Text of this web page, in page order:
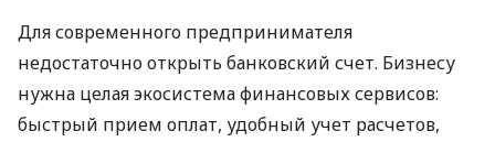
Для современного предпринимателя
недостаточно открыть банковский счет. Бизнесу
нужна целая экосистема финансовых сервисов:
быстрый прием оплат, удобный учет расчетов,